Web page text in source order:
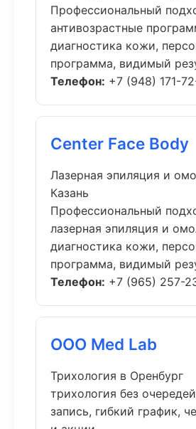
Профессиональный
антивозрастные
диагностика кожи,
программа, видимый
Телефон: +7 (948) 171-
Center Face Body
Лазерная эпиляция и
Казань
Профессиональный
лазерная эпиляция и
диагностика кожи,
программа, видимый
Телефон: +7 (965) 257-
ООО Med Lab
Трихология в Оренбург
трихология без
запись, гибкий график,